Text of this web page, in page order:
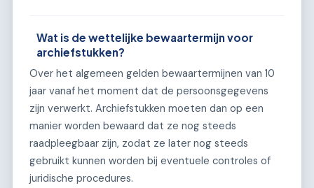
Wat is de wettelijke bewaartermijn voor
archiefstukken?
Over het algemeen gelden bewaartermijnen van 10
jaar vanaf het moment dat de persoonsgegevens
zijn verwerkt. Archiefstukken moeten dan op een
manier worden bewaard dat ze nog steeds
raadpleegbaar zijn, zodat ze later nog steeds
gebruikt kunnen worden bij eventuele controles of
juridische procedures.